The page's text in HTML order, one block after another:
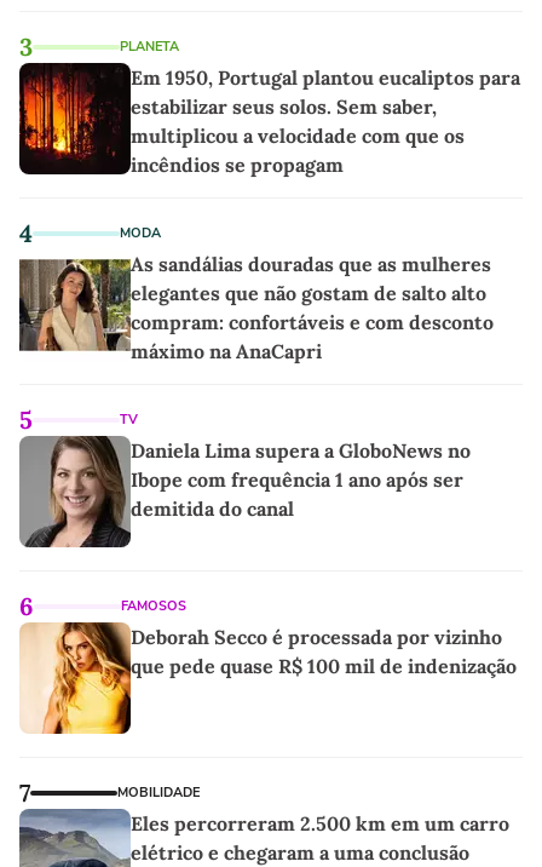
3 PLANETA
Em 1950, Portugal plantou eucaliptos para
estabilizar seus solos. Sem saber,
multiplicou a velocidade com que os
incêndios se propagam
4 MODA
As sandálias douradas que as mulheres
elegantes que não gostam de salto alto
compram: confortáveis e com desconto
máximo na AnaCapri
5 TV
Daniela Lima supera a GloboNews no
Ibope com frequência 1 ano após ser
demitida do canal
6 FAMOSOS
Deborah Secco é processada por vizinho
que pede quase R$ 100 mil de indenização
7 MOBILIDADE
Eles percorreram 2.500 km em um carro
elétrico e chegaram a uma conclusão